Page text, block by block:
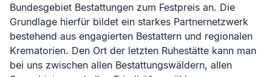
Bundesgebiet Bestattungen zum Festpreis an. Die
Grundlage hierfür bildet ein starkes Partnernetzwerk
bestehend aus engagierten Bestattern und regionalen
Krematorien. Den Ort der letzten Ruhestätte kann man
bei uns zwischen allen Bestattungswäldern, allen